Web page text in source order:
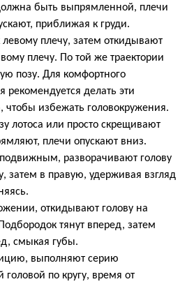
быть выпрямленной, плечи
приближая к груди.
плечу, затем откидывают
плечу. По той же траектории
позу. Для комфортного
делать эти
чтобы избежать головокружения.
лотоса или просто скрещивают
плечи опускают вниз.
разворачивают голову
затем в правую, удерживая взгляд
откидывают голову на
тянут вперед, затем
смыкая губы.
выполняют серию
по кругу, время от